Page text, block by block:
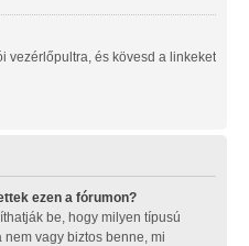
vezérlőpultra, és kövesd a linkeket
ezen a fórumon?
be, hogy milyen típusú
vagy biztos benne, mi